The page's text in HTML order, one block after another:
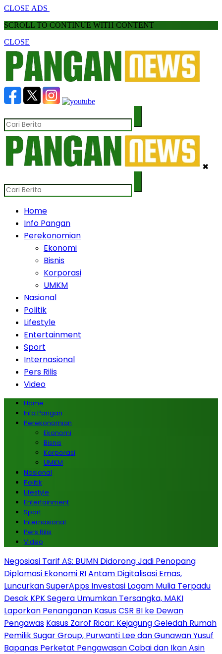
CLOSE ADS
SCROLL TO CONTINUE WITH CONTENT
CLOSE
✖
Home
Info Pangan
Perekonomian
Ekonomi
Bisnis
Korporasi
UMKM
Nasional
Politik
Lifestyle
Entertainment
Sport
Internasional
Pers Rilis
Video
Home
Info Pangan
Perekonomian
Ekonomi
Bisnis
Korporasi
UMKM
Nasional
Politik
Lifestyle
Entertainment
Sport
Internasional
Pers Rilis
Video
Negosiasi Tarif AS: BUMN Didorong Jadi Penopang
Diplomasi Ekonomi RIAntam Digitalisasi Emas,
Luncurkan SuperApps Investasi Logam Mulia Terpadu
Desak KPK Segera Umumkan Tersangka, MAKI
Laporkan Penanganan Kasus CSR BI ke Dewan
Pengawas Kasus Zarof Ricar: Kejagung Geledah Rumah
Pemilik Sugar Group, Purwanti Lee dan Gunawan Yusuf
Bapanas Perketat Pengawasan Cabai dan Ikan Asin